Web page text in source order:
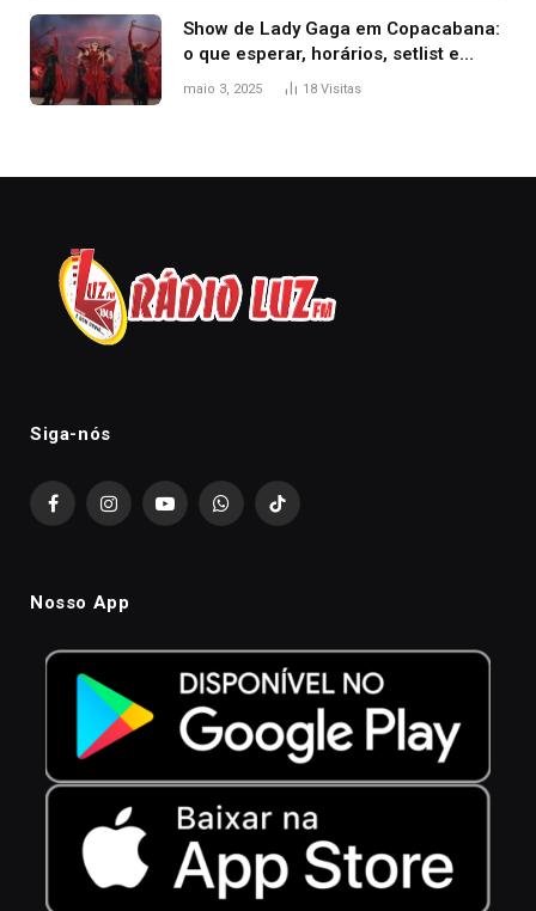
Show de Lady Gaga em Copacabana:
o que esperar, horários, setlist e
onde assistir
maio 3, 2025 18 Visitas
Siga-nós
FacebookInstagramYouTubeWhatsAppTikTok
Nosso App